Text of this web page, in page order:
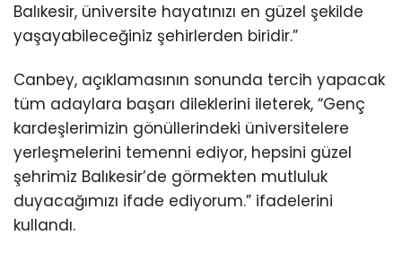
Balıkesir, üniversite hayatınızı en güzel şekilde
yaşayabileceğiniz şehirlerden biridir.”
Canbey, açıklamasının sonunda tercih yapacak
tüm adaylara başarı dileklerini ileterek, “Genç
kardeşlerimizin gönüllerindeki üniversitelere
yerleşmelerini temenni ediyor, hepsini güzel
şehrimiz Balıkesir’de görmekten mutluluk
duyacağımızı ifade ediyorum.” ifadelerini
kullandı.